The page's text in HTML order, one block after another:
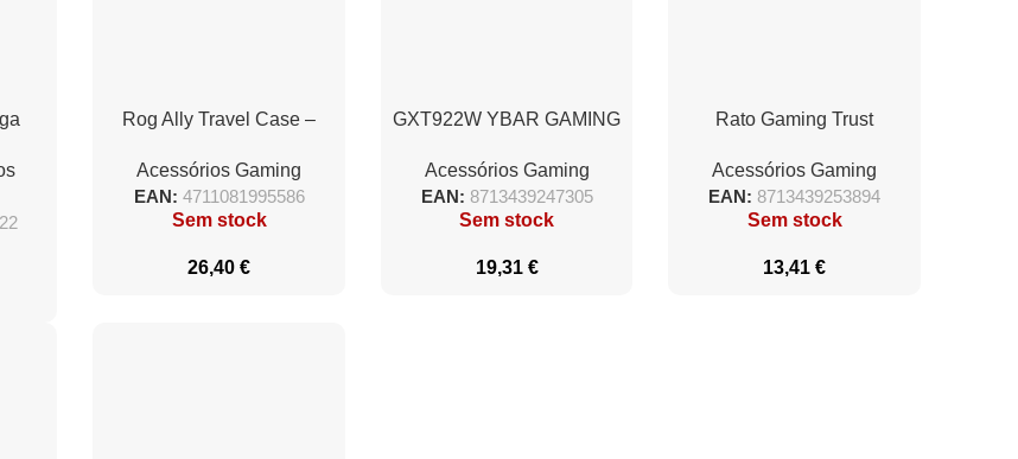
Rog Ally Travel Case –
Acessórios Gaming
EAN: 4711081995586
Sem stock
26,40€
GXT922W YBAR GAMING
Acessórios Gaming
EAN: 8713439247305
Sem stock
19,31 €
Rato Gaming Trust
até 6400 DPI/ Branco
Acessórios Gaming
EAN: 8713439253894
Sem stock
13,41€